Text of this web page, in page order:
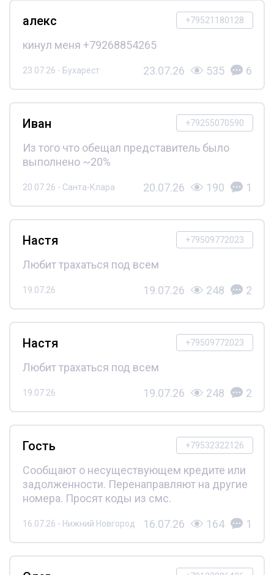
+79521180128
алекс
кинул меня +79268854265
23.07.26 - Бухарест 23.07.26 535 6
+79255070590
Иван
Из того что обещал представитель было
выполнено ~20%
20.07.26 - Санта-Клара 20.07.26 190 1
+79509772023
Настя
Любит трахаться под всем
19.07.26 19.07.26 248 2
+79509772023
Настя
Любит трахаться под всем
19.07.26 19.07.26 248 2
+79532322126
Гость
Сообщают о несуществующем кредите или
задолженности. Перенаправляют на другие
номера. Просят коды из смс.
16.07.26 - Нижний Новгород 16.07.26 164 1